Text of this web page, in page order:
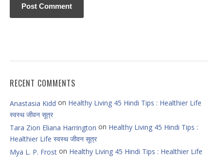
RECENT COMMENTS
Anastasia Kidd on Healthy Living 45 Hindi Tips : Healthier Life
स्वस्थ जीवन सूत्र
Tara Zion Eliana Harrington on Healthy Living 45 Hindi Tips :
Healthier Life स्वस्थ जीवन सूत्र
Mya L. P. Frost on Healthy Living 45 Hindi Tips : Healthier Life